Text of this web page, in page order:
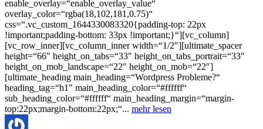
enable_overlay=“enable_overlay_value“
overlay_color=“rgba(18,102,181,0.75)“
css=“.vc_custom_1644330083320{padding-top: 22px
!important;padding-bottom: 33px !important;}“][vc_column]
[vc_row_inner][vc_column_inner width=“1/2″][ultimate_spacer
height=“66″ height_on_tabs=“33″ height_on_tabs_portrait=“33″
height_on_mob_landscape=“22″ height_on_mob=“22″]
[ultimate_heading main_heading=“Wordpress Probleme?“
heading_tag=“h1″ main_heading_color=“#ffffff“
sub_heading_color=“#ffffff“ main_heading_margin=“margin-
top:22px;margin-bottom:22px;“... mehr lesen